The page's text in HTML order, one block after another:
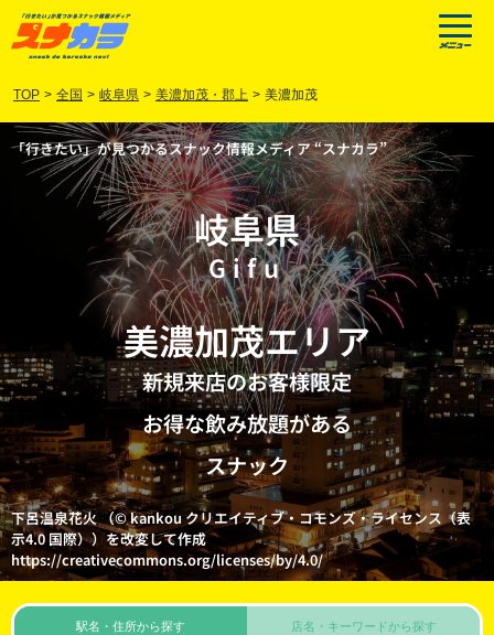
TOP > 全国 > 岐阜県 > 美濃加茂・郡上 > 美濃加茂
「行きたい」が見つかるスナック情報メディア “スナカラ”
岐阜県
Gifu
美濃加茂エリア
新規来店のお客様限定
お得な飲み放題がある
スナック
下呂温泉花火 （© kankou クリエイティブ・コモンズ・ライセンス（表
示4.0 国際））を改変して作成
https://creativecommons.org/licenses/by/4.0/
駅名・住所から探す 店名・キーワードから探す